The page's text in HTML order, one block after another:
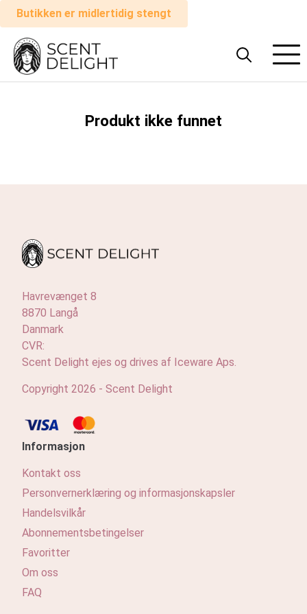
Butikken er midlertidig stengt
Alle
parfymer
fungerer
Profil
Produkt ikke funnet
Havrevænget 8
8870 Langå
Danmark
CVR:
Scent Delight ejes og drives af Iceware Aps.
Copyright 2026 - Scent Delight
Informasjon
Kontakt oss
Personvernerklæring og informasjonskapsler
Handelsvilkår
Abonnementsbetingelser
Favoritter
Om oss
FAQ